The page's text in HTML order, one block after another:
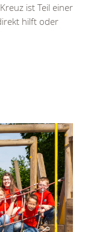
ist Teil einer
hilft oder